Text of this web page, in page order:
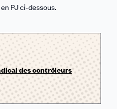
PJ ci-dessous.
des contrôleurs